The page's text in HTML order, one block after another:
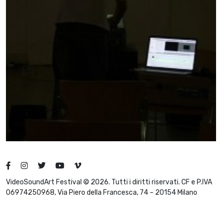
VideoSoundArt Festival © 2026. Tutti i diritti riservati. CF e P.IVA
06974250968, Via Piero della Francesca, 74 – 20154 Milano